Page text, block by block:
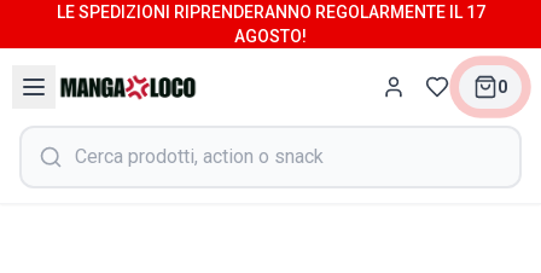
LE SPEDIZIONI RIPRENDERANNO REGOLARMENTE IL 17
AGOSTO!
0